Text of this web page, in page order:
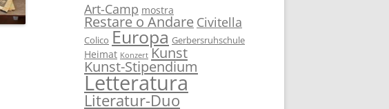
Art-Camp mostra
Restare o Andare Civitella
Colico Europa Gerbersruhschule
Heimat Konzert Kunst
Kunst-Stipendium
Letteratura
Literatur-Duo